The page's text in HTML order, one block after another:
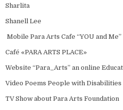
Sharlita
Shanell Lee
Mobile Para Arts Cafe “YOU and Me”
Café «PARA ARTS PLACE»
Website “Para_Arts” an online
Video Poems People with Disabilities
TV Show about Para Arts Foundation